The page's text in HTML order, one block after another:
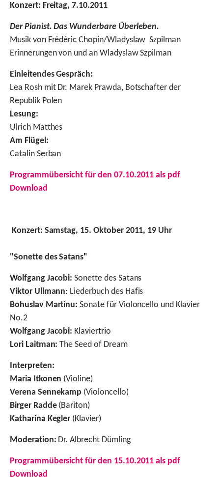
Konzert: Freitag, 7.10.2011
Der Pianist. Das Wunderbare Überleben.
Musik von Frédéric Chopin/Wladyslaw Szpilman
Erinnerungen von und an Wladyslaw Szpilman
Einleitendes Gespräch:
Lea Rosh mit Dr. Marek Prawda, Botschafter der
Republik Polen
Lesung:
Ulrich Matthes
Am Flügel:
Catalin Serban
Programmübersicht für den 07.10.2011 als pdf
Download
Konzert: Samstag, 15. Oktober 2011, 19 Uhr
"Sonette des Satans"
Wolfgang Jacobi: Sonette des Satans
Viktor Ullmann: Liederbuch des Hafis
Bohuslav Martinu: Sonate für Violoncello und Klavier
No.2
Wolfgang Jacobi: Klaviertrio
Lori Laitman: The Seed of Dream
Interpreten:
Maria Itkonen (Violine)
Verena Sennekamp (Violoncello)
Birger Radde(Bariton)
Katharina Kegler (Klavier)
Moderation: Dr. Albrecht Dümling
Programmübersicht für den 15.10.2011 als pdf
Download